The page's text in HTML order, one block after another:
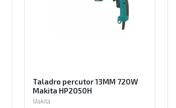
Taladro percutor 13MM 720W
Makita HP2050H
Makita